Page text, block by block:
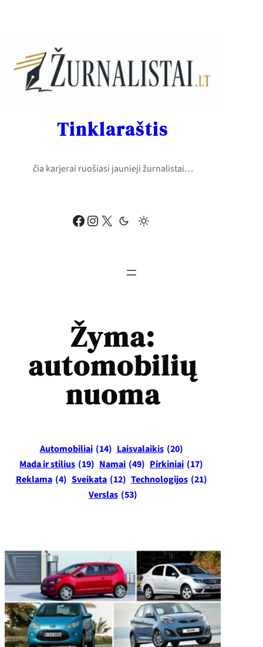
Facebook Instagram X
Tinklaraštis
čia karjerai ruošiasi jaunieji žurnalistai…
Žyma:
automobilių
nuoma
Automobiliai (14) Laisvalaikis (20)
Mada ir stilius (19) Namai (49) Pirkiniai (17)
Reklama (4) Sveikata (12) Technologijos (21)
Verslas (53)